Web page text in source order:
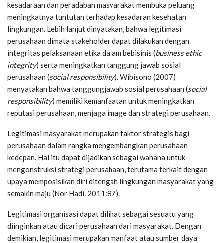
kesadaraan dan peradaban masyarakat membuka peluang
meningkatnya tuntutan terhadap kesadaran kesehatan
lingkungan. Lebih lanjut dinyatakan, bahwa legitimasi
perusahaan dimata stakeholder dapat dilakukan dengan
integritas pelaksanaan etika dalam bebisinis (business ethic
integrity) serta meningkatkan tanggung jawab sosial
perusahaan (social responsibility). Wibisono (2007)
menyatakan bahwa tanggungjawab sosial perusahaan (social
responsibility) memiliki kemanfaatan untuk meningkatkan
reputasi perusahaan, menjaga image dan strategi perusahaan.
Legitimasi masyarakat merupakan faktor strategis bagi
perusahaan dalam rangka mengembangkan perusahaan
kedepan. Hal itu dapat dijadikan sebagai wahana untuk
mengonstruksi strategi perusahaan, terutama terkait dengan
upaya memposisikan diri ditengah lingkungan masyarakat yang
semakin maju (Nor Hadi. 2011:87).
Legitimasi organisasi dapat dilihat sebagai sesuatu yang
diinginkan atau dicari perusahaan dari masyarakat. Dengan
demikian, legitimasi merupakan manfaat atau sumber daya